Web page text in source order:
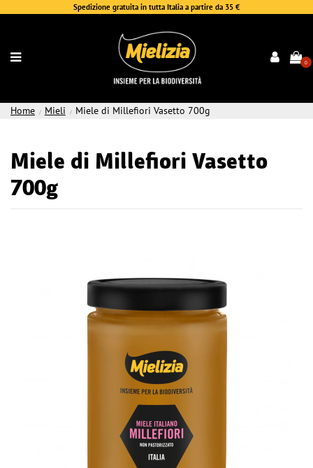
Spedizione gratuita in tutta Italia a partire da 35 €
0
Home Mieli Miele di Millefiori Vasetto 700g
Miele di Millefiori Vasetto
700g